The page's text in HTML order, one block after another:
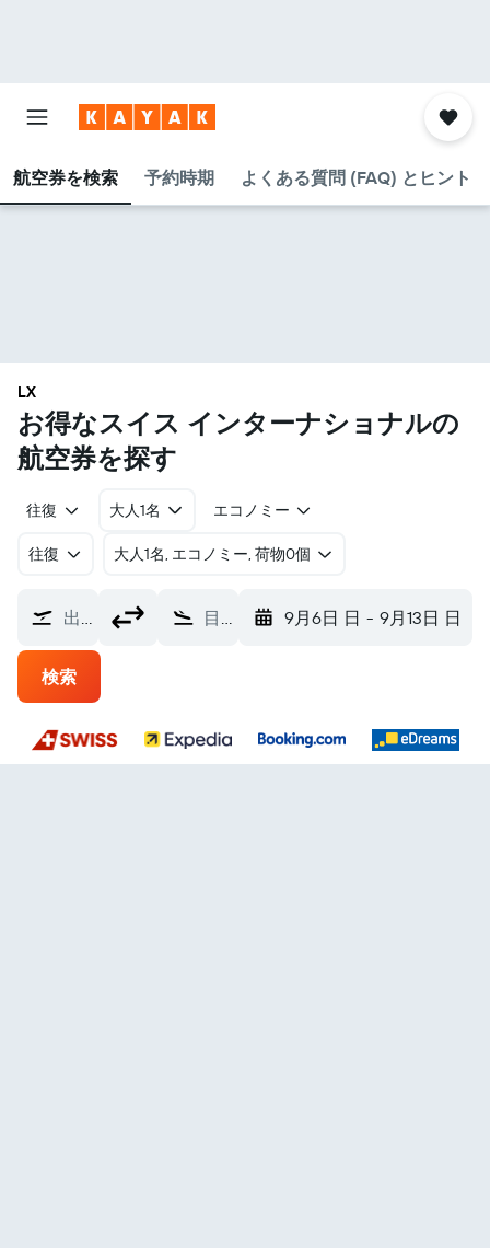
航空券を検索 予約時期 よくある質問 (FAQ) とヒント
LX
お得なスイス インターナショナル​の
航空券を探す
往復 大人1名 エコノミー
往復 ​大人1名, エコノミー, 荷物0個
出発地 目的地 9月6日 日 - 9月13日 日
検索